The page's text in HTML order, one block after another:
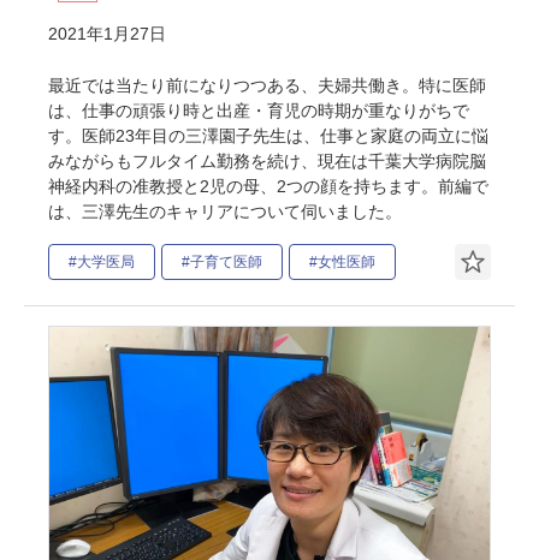
2021年1月27日
最近では当たり前になりつつある、夫婦共働き。特に医師
は、仕事の頑張り時と出産・育児の時期が重なりがちで
す。医師23年目の三澤園子先生は、仕事と家庭の両立に悩
みながらもフルタイム勤務を続け、現在は千葉大学病院脳
神経内科の准教授と2児の母、2つの顔を持ちます。前編で
は、三澤先生のキャリアについて伺いました。
#大学医局 #子育て医師 #女性医師